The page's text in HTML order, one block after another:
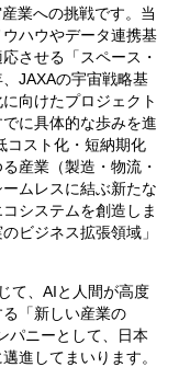
業への挑戦です。当
ハウやデータ連携基
させる「スペース・
JAXAの宇宙戦略基
向けたプロジェクト
に具体的な歩みを進
コスト化・短納期化
産業（製造・物流・
ムレスに結ぶ新たな
システムを創造しま
ビジネス拡張領域」
て、AIと人間が高度
「新しい産業の
パニーとして、日本
進してまいります。